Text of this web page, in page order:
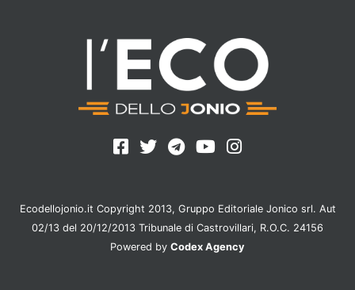
Ecodellojonio.it Copyright 2013, Gruppo Editoriale Jonico srl. Aut
02/13 del 20/12/2013 Tribunale di Castrovillari, R.O.C. 24156
Powered by Codex Agency